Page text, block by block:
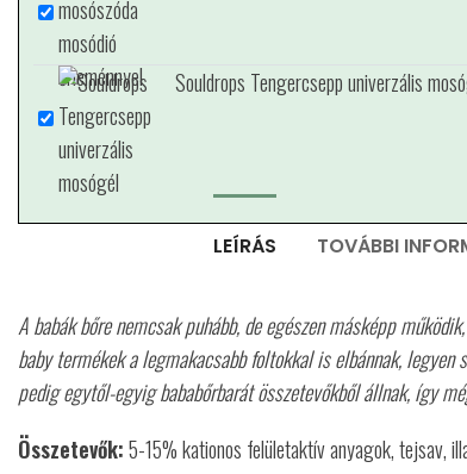
Souldrops Tengercsepp univerzális
LEÍRÁS TOVÁBBI
A babák bőre nemcsak puhább, de egészen másképp
baby termékek a legmakacsabb foltokkal is elbánnak,
pedig egytől-egyig bababőrbarát összetevőkből állnak, így
Összetevők:5-15% kationos felületaktív anyagok, tejsav,